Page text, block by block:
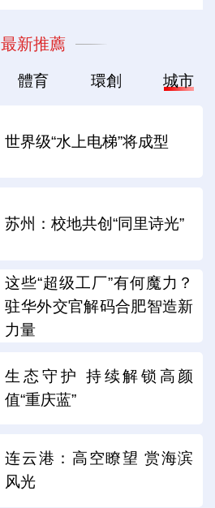
最新推薦
體育 環創 城市
世界级“水上电梯”将成型
苏州：校地共创“同里诗光”
这些“超级工厂”有何魔力？
驻华外交官解码合肥智造新
力量
生态守护 持续解锁高颜
值“重庆蓝”
连云港：高空瞭望 赏海滨
风光